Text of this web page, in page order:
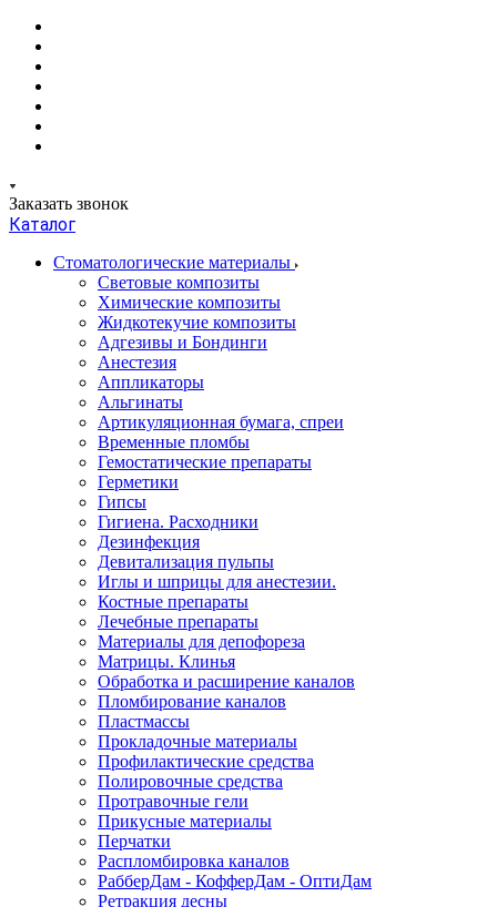
Заказать звонок
Каталог
Стоматологические материалы
Световые композиты
Химические композиты
Жидкотекучие композиты
Адгезивы и Бондинги
Анестезия
Аппликаторы
Альгинаты
Артикуляционная бумага, спреи
Временные пломбы
Гемостатические препараты
Герметики
Гипсы
Гигиена. Расходники
Дезинфекция
Девитализация пульпы
Иглы и шприцы для анестезии.
Костные препараты
Лечебные препараты
Материалы для депофореза
Матрицы. Клинья
Обработка и расширение каналов
Пломбирование каналов
Пластмассы
Прокладочные материалы
Профилактические средства
Полировочные средства
Протравочные гели
Прикусные материалы
Перчатки
Распломбировка каналов
РабберДам - КофферДам - ОптиДам
Ретракция десны